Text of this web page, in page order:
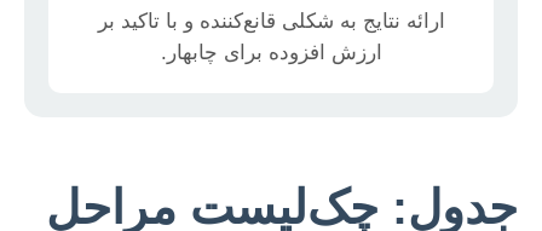
ارائه نتایج به شکلی قانع‌کننده و با تاکید بر
ارزش افزوده برای چابهار.
جدول: چک‌لیست مراحل